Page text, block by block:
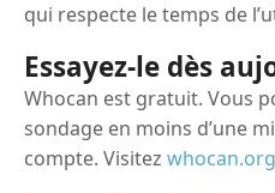
qui respecte le temps de
Essayez-le dès
Whocan est gratuit. Vous
sondage en moins d’une
compte. Visitez whocan.org